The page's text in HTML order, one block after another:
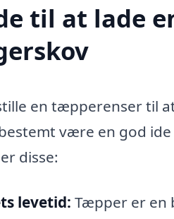
til at lade
en tæpperenser til
være en god
disse:
levetid: Tæpper er en